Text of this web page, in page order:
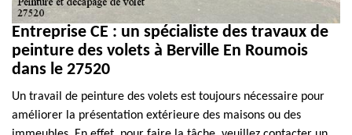
Entreprise CE : un spécialiste des travaux de
peinture des volets à Berville En Roumois
dans le 27520
Un travail de peinture des volets est toujours nécessaire pour
améliorer la présentation extérieure des maisons ou des